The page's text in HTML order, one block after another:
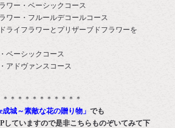
ワー・ベーシックコース
ワー・フルールデコールコース
ライフラワーとプリザーブドフラワーを
ベーシックコース
アドヴァンスコース
＊＊＊＊＊＊＊＊＊＊
成城～素敵な花の贈り物」でも
していますので是非こちらものぞいてみて下